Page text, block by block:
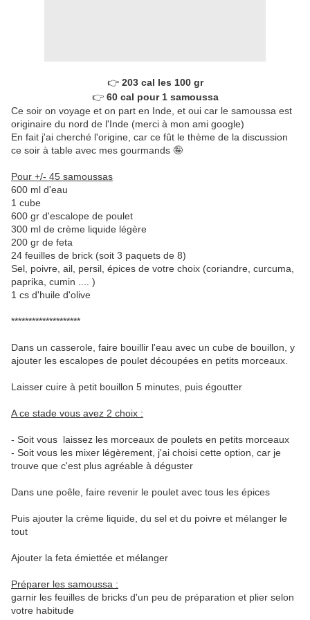
👉 203 cal les 100 gr
👉 60 cal pour 1 samoussa
Ce soir on voyage et on part en Inde, et oui car le samoussa est
originaire du nord de l'Inde (merci à mon ami google)
En fait j'ai cherché l'origine, car ce fût le thème de la discussion
ce soir à table avec mes gourmands 🤪
Pour +/- 45 samoussas
600 ml d'eau
1 cube
600 gr d'escalope de poulet
300 ml de crème liquide légère
200 gr de feta
24 feuilles de brick (soit 3 paquets de 8)
Sel, poivre, ail, persil, épices de votre choix (coriandre, curcuma,
paprika, cumin .... )
1 cs d'huile d'olive
********************
Dans un casserole, faire bouillir l'eau avec un cube de bouillon, y
ajouter les escalopes de poulet découpées en petits morceaux.
Laisser cuire à petit bouillon 5 minutes, puis égoutter
A ce stade vous avez 2 choix :
- Soit vous laissez les morceaux de poulets en petits morceaux
- Soit vous les mixer légèrement, j'ai choisi cette option, car je
trouve que c'est plus agréable à déguster
Dans une poêle, faire revenir le poulet avec tous les épices
Puis ajouter la crème liquide, du sel et du poivre et mélanger le
tout
Ajouter la feta émiettée et mélanger
Préparer les samoussa :
garnir les feuilles de bricks d'un peu de préparation et plier selon
votre habitude